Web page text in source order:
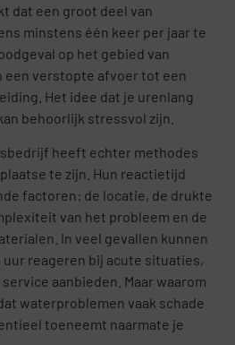
dat een groot deel van
minstens één keer per jaar te
op het gebied van
een verstopte afvoer tot een
Het idee dat je urenlang
behoorlijk stressvol zijn.
heeft echter methodes
te zijn. Hun reactietijd
factoren: de locatie, de drukte
van het probleem en de
In veel gevallen kunnen
reageren bij acute situaties,
aanbieden. Maar waarom
waterproblemen vaak schade
toeneemt naarmate je